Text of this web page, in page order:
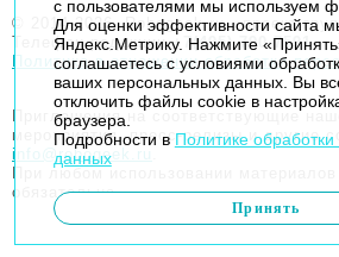
© 2014-2026. Robogeek.ru - проект
Телефон редакции+7(495) 790-7591
Политика в отношении обработки
Приглашения на соответствующие
мероприятия, пресс-релизы и другие
info@robogeek.ru
При любом использовании материалов
обязательна.
с пользователями мы используем
Для оценки эффективности сайта
Яндекс.Метрику. Нажмите
соглашаетесь с условиями
ваших персональных данных. Вы
отключить файлы cookie в
браузера.
Подробности в Политике
данных
Принять